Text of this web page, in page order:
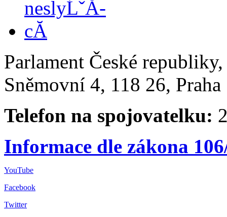
Parlament České
Sněmovní 4, 118 26,
Telefon na spojovatelku:
Informace dle zákona
YouTube
Facebook
Twitter